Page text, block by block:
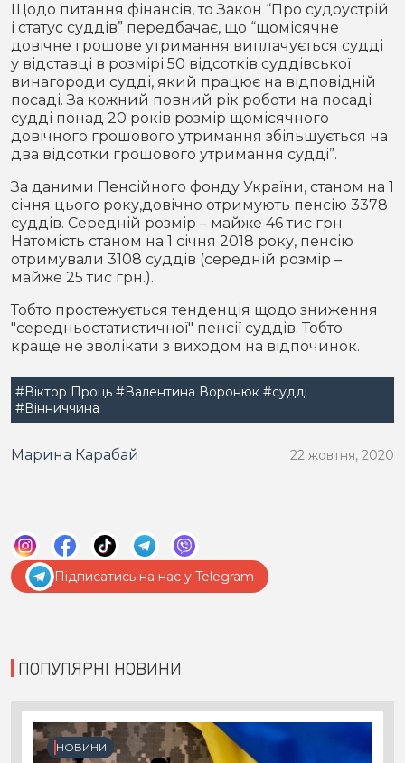
Щодо питання фінансів, то Закон “Про судоустрій
і статус суддів” передбачає, що “щомісячне
довічне грошове утримання виплачується судді
у відставці в розмірі 50 відсотків суддівської
винагороди судді, який працює на відповідній
посаді. За кожний повний рік роботи на посаді
судді понад 20 років розмір щомісячного
довічного грошового утримання збільшується на
два відсотки грошового утримання судді”.
За даними Пенсійного фонду України, станом на 1
січня цього року,довічно отримують пенсію 3378
суддів. Середній розмір – майже 46 тис грн.
Натомість станом на 1 січня 2018 року, пенсію
отримували 3108 суддів (середній розмір –
майже 25 тис грн.).
Тобто простежується тенденція щодо зниження
"середньостатистичної" пенсії суддів. Тобто
краще не зволікати з виходом на відпочинок.
#Віктор Проць #Валентина Воронюк #судді
#Вінниччина
Марина Карабай 22 жовтня, 2020
Підписатись на нас у Telegram
ПОПУЛЯРНІ НОВИНИ
НОВИНИ